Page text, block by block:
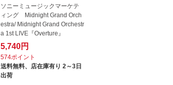
ソニーミュージックマーケテ
ィング Midnight Grand Orch
estra/ Midnight Grand Orchestr
a 1st LIVE『Overture』
5,740円
574ポイント
送料無料、
店在庫有り 2～3日
出荷